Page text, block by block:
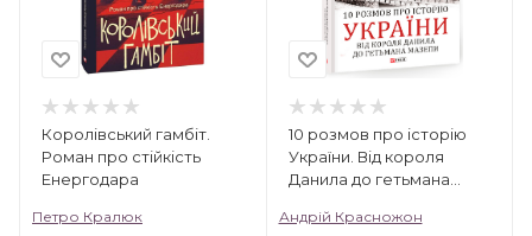
Королівський гамбіт.
Роман про стійкість
Енергодара
Петро Кралюк
10 розмов про історію
України. Від короля
Данила до гетьмана
Андрій Красножон